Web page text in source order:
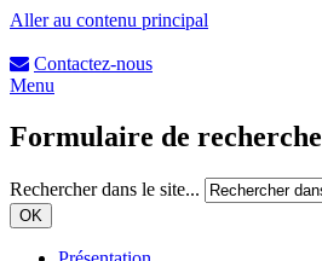
Aller au contenu principal
Contactez-nous
Menu
Formulaire de recherche
Rechercher dans le site...